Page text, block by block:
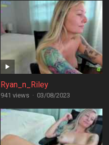
Ryan_n_Riley
941 views · 03/08/2023